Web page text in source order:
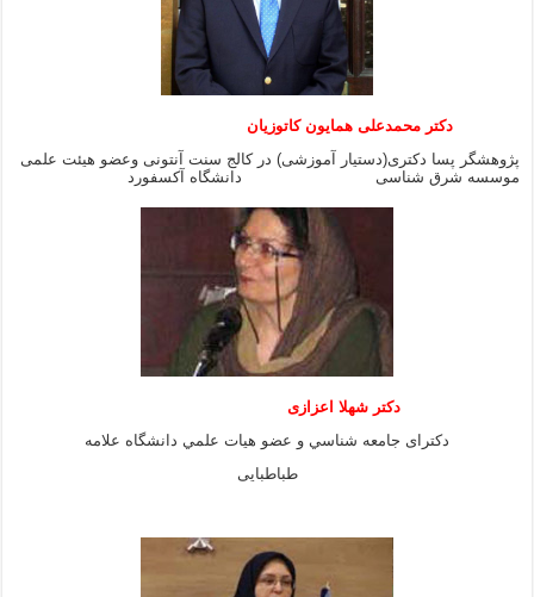
دکتر محمدعلی همایون کاتوزیان
پژوهشگر پسا دکتری(دستیار آموزشی) در کالج سنت آنتونی وعضو هیئت علمی
موسسه شرق شناسی دانشگاه آکسفورد
دكتر شهلا اعزازى
دكتراى جامعه شناسي و عضو هيات علمي دانشگاه علامه
طباطبايى